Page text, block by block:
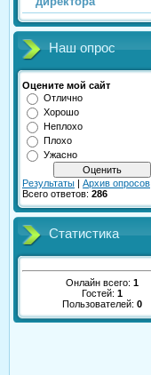
Наш опрос
Оцените мой сайт
Отлично
Хорошо
Неплохо
Плохо
Ужасно
Результаты | Архив опросов
Всего ответов: 286
Статистика
Онлайн всего: 1
Гостей: 1
Пользователей: 0